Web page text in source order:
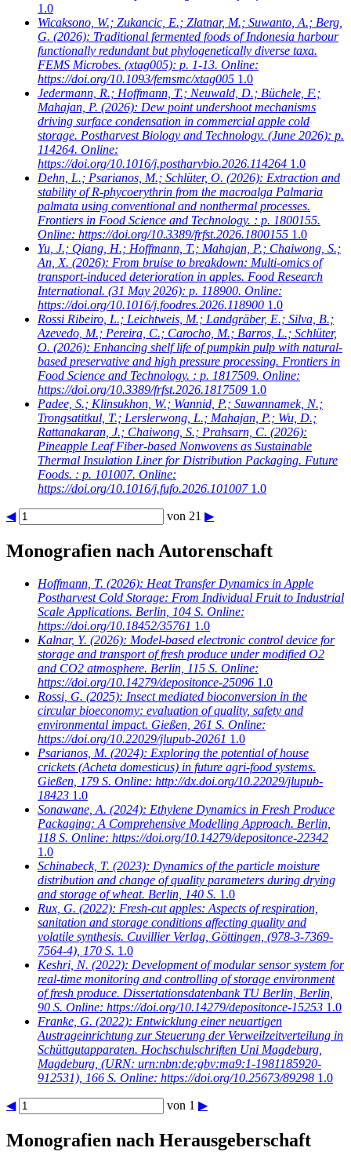
1.0
Wicaksono, W.; Zukancic, E.; Zlatnar, M.; Suwanto, A.; Berg,
G. (2026): Traditional fermented foods of Indonesia harbour
functionally redundant but phylogenetically diverse taxa.
FEMS Microbes. (xtag005): p. 1-13. Online:
https://doi.org/10.1093/femsmc/xtag005 1.0
Jedermann, R.; Hoffmann, T.; Neuwald, D.; Büchele, F.;
Mahajan, P. (2026): Dew point undershoot mechanisms
driving surface condensation in commercial apple cold
storage. Postharvest Biology and Technology. (June 2026): p.
114264. Online:
https://doi.org/10.1016/j.postharvbio.2026.114264 1.0
Dehn, L.; Psarianos, M.; Schlüter, O. (2026): Extraction and
stability of R-phycoerythrin from the macroalga Palmaria
palmata using conventional and nonthermal processes.
Frontiers in Food Science and Technology. : p. 1800155.
Online: https://doi.org/10.3389/frfst.2026.1800155 1.0
Yu, J.; Qiang, H.; Hoffmann, T.; Mahajan, P.; Chaiwong, S.;
An, X. (2026): From bruise to breakdown: Multi-omics of
transport-induced deterioration in apples. Food Research
International. (31 May 2026): p. 118900. Online:
https://doi.org/10.1016/j.foodres.2026.118900 1.0
Rossi Ribeiro, L.; Leichtweis, M.; Landgräber, E.; Silva, B.;
Azevedo, M.; Pereira, C.; Carocho, M.; Barros, L.; Schlüter,
O. (2026): Enhancing shelf life of pumpkin pulp with natural-
based preservative and high pressure processing. Frontiers in
Food Science and Technology. : p. 1817509. Online:
https://doi.org/10.3389/frfst.2026.1817509 1.0
Padee, S.; Klinsukhon, W.; Wannid, P.; Suwannamek, N.;
Trongsatitkul, T.; Lerslerwong, L.; Mahajan, P.; Wu, D.;
Rattanakaran, J.; Chaiwong, S.; Prahsarn, C. (2026):
Pineapple Leaf Fiber-based Nonwovens as Sustainable
Thermal Insulation Liner for Distribution Packaging. Future
Foods. : p. 101007. Online:
https://doi.org/10.1016/j.fufo.2026.101007 1.0
◀ von 21 ▶
Monografien nach Autorenschaft
Hoffmann, T. (2026): Heat Transfer Dynamics in Apple
Postharvest Cold Storage: From Individual Fruit to Industrial
Scale Applications. Berlin, 104 S. Online:
https://doi.org/10.18452/35761 1.0
Kalnar, Y. (2026): Model-based electronic control device for
storage and transport of fresh produce under modified O2
and CO2 atmosphere. Berlin, 115 S. Online:
https://doi.org/10.14279/depositonce-25096 1.0
Rossi, G. (2025): Insect mediated bioconversion in the
circular bioeconomy: evaluation of quality, safety and
environmental impact. Gießen, 261 S. Online:
https://doi.org/10.22029/jlupub-20261 1.0
Psarianos, M. (2024): Exploring the potential of house
crickets (Acheta domesticus) in future agri-food systems.
Gießen, 179 S. Online: http://dx.doi.org/10.22029/jlupub-
18423 1.0
Sonawane, A. (2024): Ethylene Dynamics in Fresh Produce
Packaging: A Comprehensive Modelling Approach. Berlin,
118 S. Online: https://doi.org/10.14279/depositonce-22342
1.0
Schinabeck, T. (2023): Dynamics of the particle moisture
distribution and change of quality parameters during drying
and storage of wheat. Berlin, 140 S. 1.0
Rux, G. (2022): Fresh-cut apples: Aspects of respiration,
sanitation and storage conditions affecting quality and
volatile synthesis. Cuvillier Verlag, Göttingen, (978-3-7369-
7564-4), 170 S. 1.0
Keshri, N. (2022): Development of modular sensor system for
real-time monitoring and controlling of storage environment
of fresh produce. Dissertationsdatenbank TU Berlin, Berlin,
90 S. Online: https://doi.org/10.14279/depositonce-15253 1.0
Franke, G. (2022): Entwicklung einer neuartigen
Austrageinrichtung zur Steuerung der Verweilzeitverteilung in
Schüttgutapparaten. Hochschulschriften Uni Magdeburg,
Magdeburg, (URN: urn:nbn:de:gbv:ma9:1-1981185920-
912531), 166 S. Online: https://doi.org/10.25673/89298 1.0
◀ von 1 ▶
Monografien nach Herausgeberschaft